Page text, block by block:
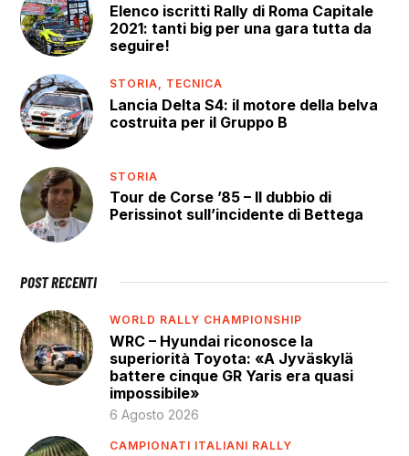
Elenco iscritti Rally di Roma Capitale
2021: tanti big per una gara tutta da
seguire!
STORIA, TECNICA
Lancia Delta S4: il motore della belva
costruita per il Gruppo B
STORIA
Tour de Corse ’85 – Il dubbio di
Perissinot sull’incidente di Bettega
POST RECENTI
WORLD RALLY CHAMPIONSHIP
WRC – Hyundai riconosce la
superiorità Toyota: «A Jyväskylä
battere cinque GR Yaris era quasi
impossibile»
6 Agosto 2026
CAMPIONATI ITALIANI RALLY